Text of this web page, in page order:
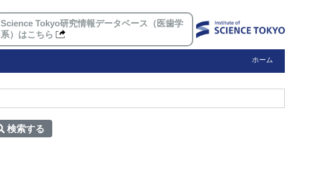
Science Tokyo研究情報データベース（医歯学
系）はこちら
ホーム
検索する